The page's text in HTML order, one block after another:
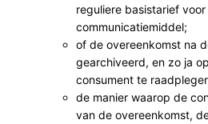
reguliere basistarief
communicatiemiddel;
of de overeenkomst na
gearchiveerd, en zo ja
consument te
de manier waarop de
van de overeenkomst,